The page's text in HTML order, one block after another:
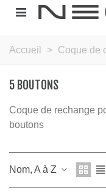
Accueil > Coque de
5 BOUTONS
Coque de rechange
boutons
Nom, A à Z